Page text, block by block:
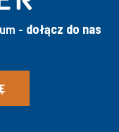
- dołącz do nas